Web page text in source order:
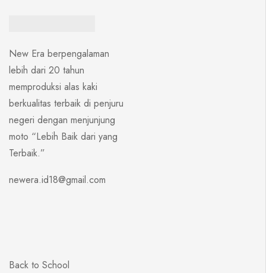
New Era berpengalaman
lebih dari 20 tahun
memproduksi alas kaki
berkualitas terbaik di penjuru
negeri dengan menjunjung
moto “Lebih Baik dari yang
Terbaik.”
newera.id18@gmail.com
Back to School